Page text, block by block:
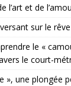
l’art et de
sur le
le «
le court-
», une plongée